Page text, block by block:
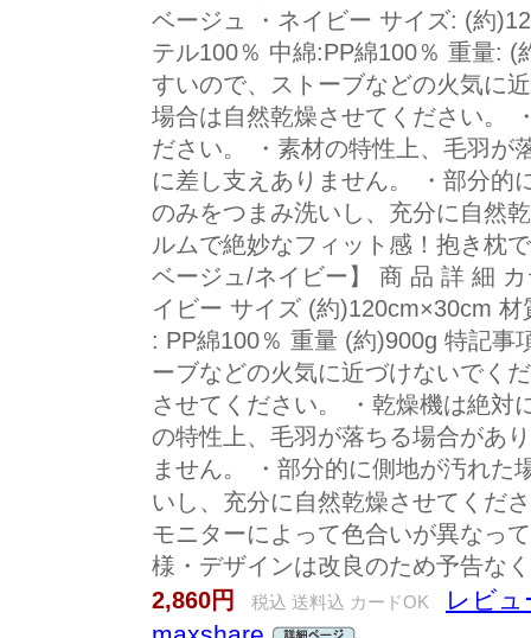
ベージュ ・ネイビー サイズ: (約
テル100％ 中綿:PP綿100％ 重量:
すいので、ストーブなどの火気に
場合は自然乾燥させてください。
ださい。 ・素材の特性上、毛羽が
に差し支えありません。 ・部分的
のみをつまみ洗いし、充分に自然
ルムで絶妙なフィット感！抱き枕
ベージュ/ネイビー】 商 品 詳 細
イビー サイズ (約)120cm×30cm
: PP綿100％ 重量 (約)900g 特記事
ーブなどの火気に近づけないでく
させてください。 ・乾燥機は絶対
の特性上、毛羽が落ちる場合があ
ません。 ・部分的に側地が汚れた
いし、充分に自然乾燥させてくだ
モニターによって色合いが異なっ
様・デザインは改良のため予告な
2,860円
税込 送料込 カードOK
レビュ